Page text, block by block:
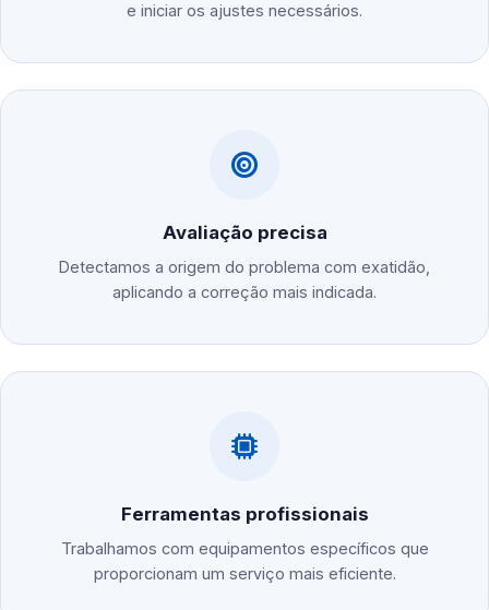
e iniciar os ajustes necessários.
Avaliação precisa
Detectamos a origem do problema com exatidão,
aplicando a correção mais indicada.
Ferramentas profissionais
Trabalhamos com equipamentos específicos que
proporcionam um serviço mais eficiente.